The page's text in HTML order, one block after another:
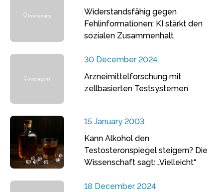
Widerstandsfähig gegen
Fehlinformationen: KI stärkt den
sozialen Zusammenhalt
30 December 2024
Arzneimittelforschung mit
zellbasierten Testsystemen
15 January 2003
Kann Alkohol den
Testosteronspiegel steigern? Die
Wissenschaft sagt: „Vielleicht“
18 December 2024